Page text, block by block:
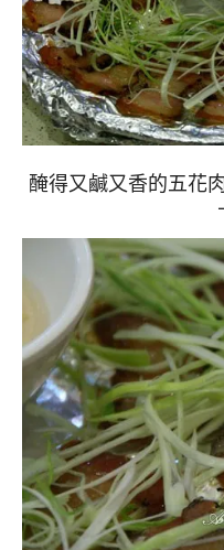
醃得又鹹又香的五花